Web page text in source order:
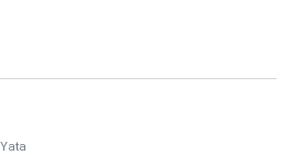
Yata